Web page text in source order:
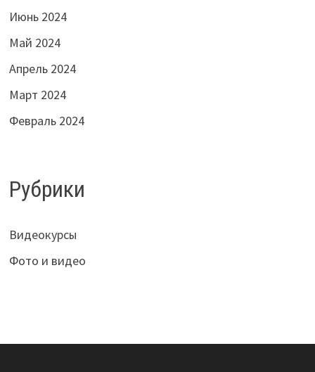
Июнь 2024
Май 2024
Апрель 2024
Март 2024
Февраль 2024
Рубрики
Видеокурсы
Фото и видео